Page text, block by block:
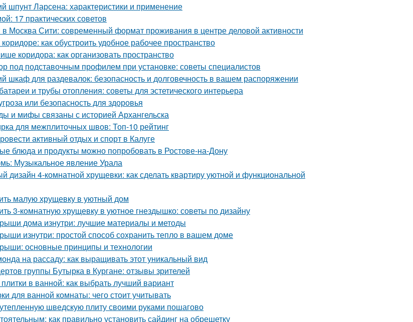
шпунт Ларсена: характеристики и применение
17 практических советов
Москва Сити: современный формат проживания в центре деловой активности
как обустроить удобное рабочее пространство
коридора: как организовать пространство
под подставочным профилем при установке: советы специалистов
шкаф для раздевалок: безопасность и долговечность в вашем распоряжении
и трубы отопления: советы для эстетического интерьера
или безопасность для здоровья
и мифы связаны с историей Архангельска
для межплиточных швов: Топ-10 рейтинг
активный отдых и спорт в Калуге
блюда и продукты можно попробовать в Ростове-на-Дону
Музыкальное явление Урала
дизайн 4-комнатной хрущевки: как сделать квартиру уютной и функциональной
малую хрущевку в уютный дом
3-комнатную хрущевку в уютное гнездышко: советы по дизайну
дома изнутри: лучшие материалы и методы
изнутри: простой способ сохранить тепло в вашем доме
основные принципы и технологии
на рассаду: как выращивать этот уникальный вид
группы Бутырка в Кургане: отзывы зрителей
в ванной: как выбрать лучший вариант
для ванной комнаты: чего стоит учитывать
шведскую плиту своими руками пошагово
как правильно установить сайдинг на обрешетку